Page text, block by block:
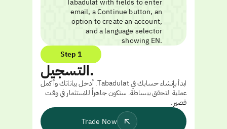
Step 1
التسجيل.
ابدأ بإنشاء حسابك في Tabadulat. أدخل بياناتك وأكمل
عملية التحقق ببساطة. ستكون جاهزاً للاستثمار في وقت
قصير.
Trade Now